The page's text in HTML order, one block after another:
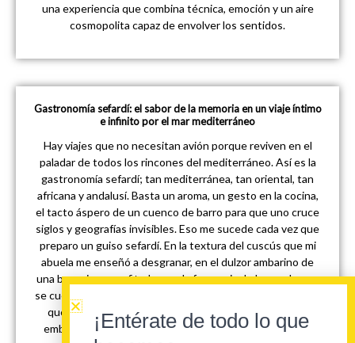
una experiencia que combina técnica, emoción y un aire
cosmopolita capaz de envolver los sentidos.
Gastronomía sefardí: el sabor de la memoria en un viaje íntimo
e infinito por el mar mediterráneo
Hay viajes que no necesitan avión porque reviven en el
paladar de todos los rincones del mediterráneo. Así es la
gastronomía sefardí; tan mediterránea, tan oriental, tan
africana y andalusí. Basta un aroma, un gesto en la cocina,
el tacto áspero de un cuenco de barro para que uno cruce
siglos y geografías invisibles. Eso me sucede cada vez que
preparo un guiso sefardí. En la textura del cuscús que mi
abuela me enseñó a desgranar, en el dulzor ambarino de
una berenjena confitada o en la fragancia de la canela que
se cuela en platos salados, siento la memoria de un pueblo
que caminó, que emigró, que fue expulsado y que, sin
embargo, supo convertir la diáspora en un recetario de
¡Entérate de todo lo que